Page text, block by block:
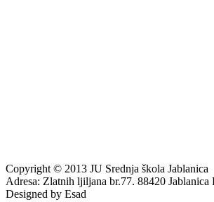
Copyright © 2013 JU Srednja škola Jablanica
Adresa: Zlatnih ljiljana br.77. 88420
Designed by Esad